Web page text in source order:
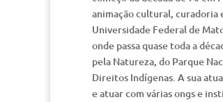
animação cultural, curadoria
Universidade Federal de
onde passa quase toda a
pela Natureza, do Parque
Direitos Indígenas. A sua
e atuar com várias ongs e